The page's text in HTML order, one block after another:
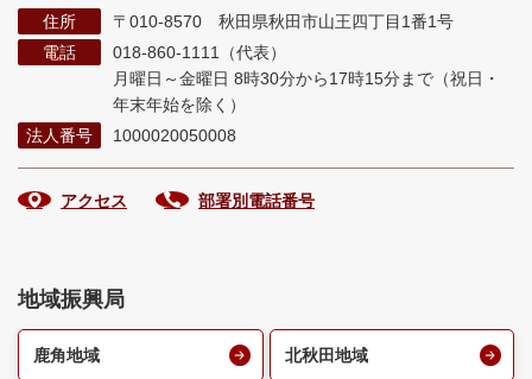
住所
〒010-8570 秋田県秋田市山王四丁目1番1号
電話
018-860-1111（代表）
月曜日～金曜日 8時30分から17時15分まで （祝日・
年末年始を除く）
法人番号
1000020050008
アクセス 部署別電話番号
地域振興局
鹿角地域 北秋田地域